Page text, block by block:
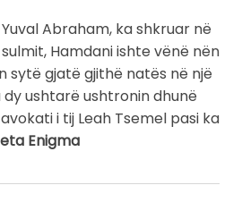
Abraham, ka shkruar në
Hamdani ishte vënë nën
sytë gjatë gjithë natës në një
ushtarë ushtronin dhunë
i tij Leah Tsemel pasi ka
Enigma